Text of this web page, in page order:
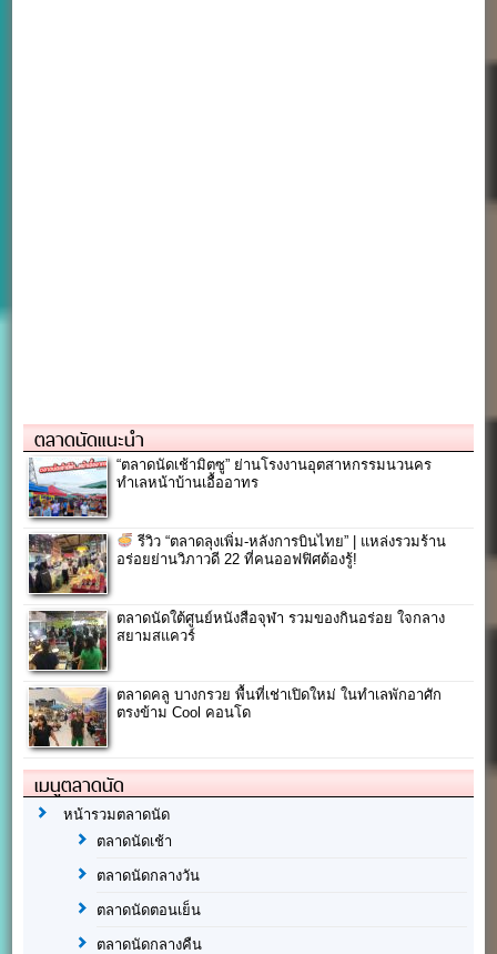
ตลาดนัดแนะนำ
“ตลาดนัดเช้ามิตซู” ย่านโรงงานอุตสาหกรรมนวนคร
ทำเลหน้าบ้านเอื้ออาทร
รีวิว “ตลาดลุงเพิ่ม-หลังการบินไทย” | แหล่งรวมร้าน
อร่อยย่านวิภาวดี 22 ที่คนออฟฟิศต้องรู้!
ตลาดนัดใต้ศูนย์หนังสือจุฬา รวมของกินอร่อย ใจกลาง
สยามสแควร์
ตลาดคลู บางกรวย พื้นที่เช่าเปิดใหม่ ในทำเลพักอาศัก
ตรงข้าม Cool คอนโด
เมนูตลาดนัด
หน้ารวมตลาดนัด
ตลาดนัดเช้า
ตลาดนัดกลางวัน
ตลาดนัดตอนเย็น
ตลาดนัดกลางคืน